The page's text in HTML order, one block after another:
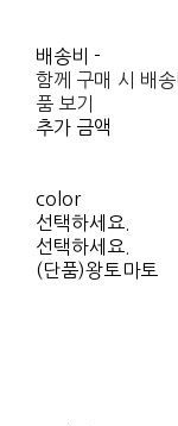
배송비-
함께 구매 시 배
품 보기
추가 금액
color
선택하세요.
선택하세요.
(단품)왕토마토